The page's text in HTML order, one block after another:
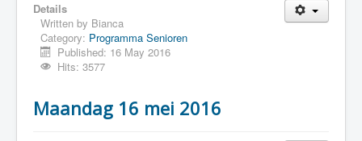
Details
Written by Bianca
Category: Programma Senioren
Published: 16 May 2016
Hits: 3577
Maandag 16 mei 2016